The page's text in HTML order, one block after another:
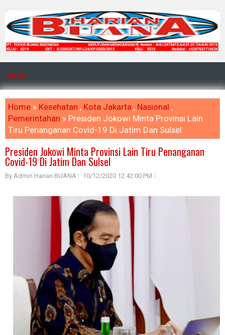
MENU
Home » Kesehatan , Kota Jakarta , Nasional ,
Pemerintahan » Presiden Jokowi Minta Provinsi Lain
Tiru Penanganan Covid-19 Di Jatim Dan Sulsel
Presiden Jokowi Minta Provinsi Lain Tiru Penanganan
Covid-19 Di Jatim Dan Sulsel
By Admin Harian BUANA 10/12/2020 12:42:00 PM